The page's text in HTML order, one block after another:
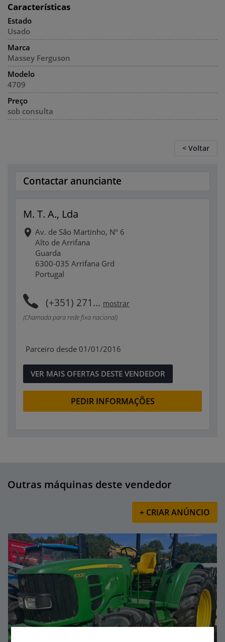
Características
Estado
Usado
Marca
Massey Ferguson
Modelo
4709
Preço
sob consulta
< Voltar
Contactar anunciante
M. T. A., Lda
Av. de São Martinho, Nº 6
Alto de Arrifana
Guarda
6300-035 Arrifana Grd
Portugal
(+351) 271... mostrar
(Chamada para rede fixa nacional)
Parceiro desde 01/01/2016
VER MAIS OFERTAS DESTE VENDEDOR
PEDIR INFORMAÇÕES
Outras máquinas deste vendedor
+ CRIAR ANÚNCIO